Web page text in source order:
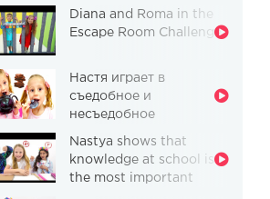
Diana and Roma in the
Escape Room Challenge
Настя играет в
съедобное и
несъедобное
Nastya shows that
knowledge at school is
the most important